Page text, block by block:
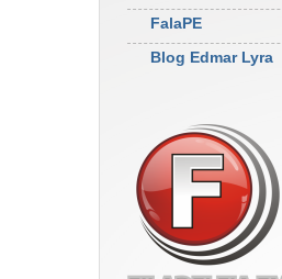
FalaPE
Blog Edmar Lyra